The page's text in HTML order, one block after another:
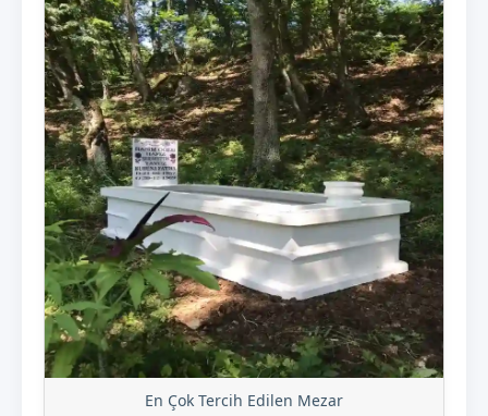
En Çok Tercih Edilen Mezar